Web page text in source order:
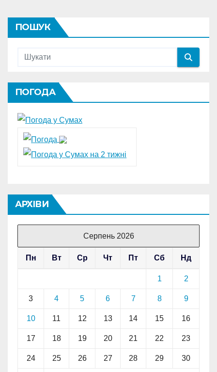
ПОШУК
ПОГОДА
АРХІВИ
Серпень 2026
Пн Вт Ср Чт Пт Сб Нд
1 2
3 4 5 6 7 8 9
10 11 12 13 14 15 16
17 18 19 20 21 22 23
24 25 26 27 28 29 30